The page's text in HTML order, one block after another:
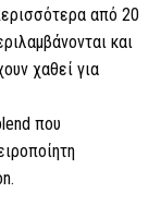
από 20
και
χαθεί για
που